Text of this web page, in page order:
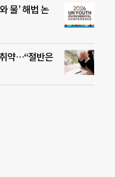
물’ 해법 논
약…“절반은